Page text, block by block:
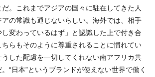
。これまでアジアの国々に駐在してきた人
の常識も通じないらしい。海外では、相手
変わっているはず」と認識した上で付き合
ちらもそのように尊重されることに慣れてい
した配慮を一切してくれない南アフリカ共
“日本”というブランドが使えない世界で働く